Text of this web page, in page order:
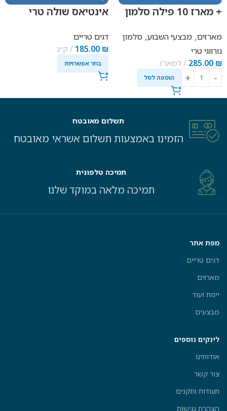
+ מארז 10 פילה סלמון
מארזים, מבצעי השבוע, סלמון
נורווגי טרי
285.00 ₪ למארז
הוספה לסל
אינטיאס שולה טרי
דגים טריים
185.00 ₪ ק״ג
בחר אפשרויות
תשלום מאובטח
הזמינו באמצעות תשלום אשראי מאובטח
תמיכה טלפונית
תמיכה מלאה במוקד שלנו
מפת אתר
דגים טריים
מארזים
יינות ועוד
מבצעים
לינקים נוספים
אודותינו
צור קשר
תעודות ותקנים
הצהרת נגישות